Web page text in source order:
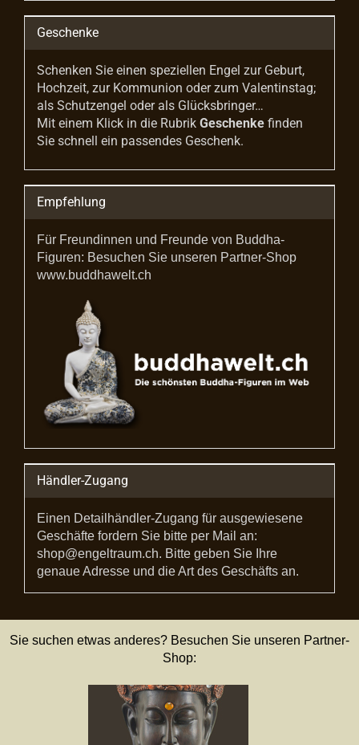
Geschenke
Schenken Sie einen speziellen Engel zur Geburt,
Hochzeit, zur Kommunion oder zum Valentinstag;
als Schutzengel oder als Glücksbringer…
Mit einem Klick in die Rubrik Geschenke finden
Sie schnell ein passendes Geschenk.
Empfehlung
Für Freundinnen und Freunde von Buddha-
Figuren: Besuchen Sie unseren Partner-Shop
www.buddhawelt.ch
Händler-Zugang
Einen Detailhändler-Zugang für ausgewiesene
Geschäfte fordern Sie bitte per Mail an:
shop@engeltraum.ch. Bitte geben Sie Ihre
genaue Adresse und die Art des Geschäfts an.
Sie suchen etwas anderes? Besuchen Sie unseren Partner-
Shop: